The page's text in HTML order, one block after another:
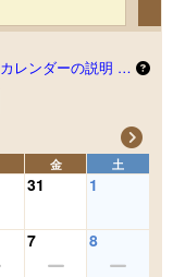
カレンダーの説明 …
金 土
31 1
7 8